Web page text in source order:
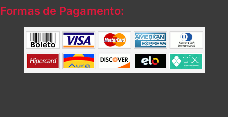
Formas de Pagamento: